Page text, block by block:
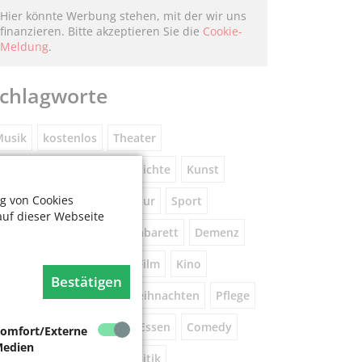
von Cookies
dieser Webseite
Bestätigen
Externe
Hier könnte Werbung stehen, mit der wir uns
finanzieren. Bitte akzeptieren Sie die Cookie-
Meldung.
kostenlos Theater
Geschichte Kunst
Natur Literatur Sport
Kabarett Demenz
Wandern Brauchtum Film Kino
Vorsorge Beratung Weihnachten Pflege
Tanz Vortrag Essen Comedy
Politik